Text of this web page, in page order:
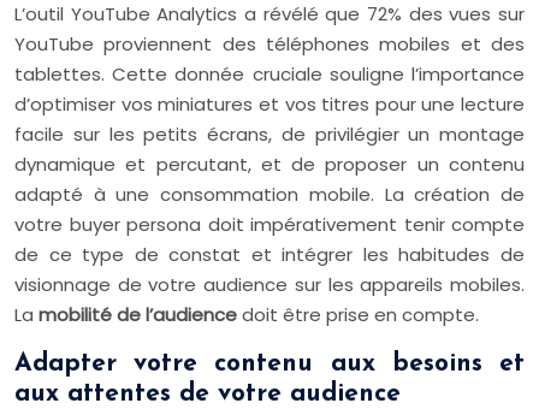
L’outil YouTube Analytics a révélé que 72% des vues sur
YouTube proviennent des téléphones mobiles et des
tablettes. Cette donnée cruciale souligne l’importance
d’optimiser vos miniatures et vos titres pour une lecture
facile sur les petits écrans, de privilégier un montage
dynamique et percutant, et de proposer un contenu
adapté à une consommation mobile. La création de
votre buyer persona doit impérativement tenir compte
de ce type de constat et intégrer les habitudes de
visionnage de votre audience sur les appareils mobiles.
La mobilité de l’audiencedoit être prise en compte.
Adapter votre contenu aux besoins et
aux attentes de votre audience